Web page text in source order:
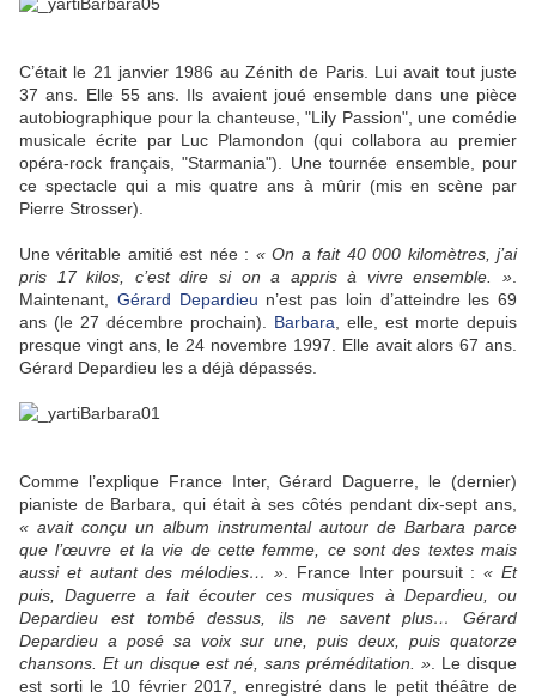
C’était le 21 janvier 1986 au Zénith de Paris. Lui avait tout juste
37 ans. Elle 55 ans. Ils avaient joué ensemble dans une pièce
autobiographique pour la chanteuse, "Lily Passion", une comédie
musicale écrite par Luc Plamondon (qui collabora au premier
opéra-rock français, "Starmania"). Une tournée ensemble, pour
ce spectacle qui a mis quatre ans à mûrir (mis en scène par
Pierre Strosser).
Une véritable amitié est née : « On a fait 40 000 kilomètres, j’ai
pris 17 kilos, c’est dire si on a appris à vivre ensemble. »
Maintenant, Gérard Depardieu n’est pas loin d’atteindre les 69
ans (le 27 décembre prochain). Barbara , elle, est morte depuis
presque vingt ans, le 24 novembre 1997. Elle avait alors 67 ans.
Gérard Depardieu les a déjà dépassés.
Comme l’explique France Inter, Gérard Daguerre, le (dernier)
pianiste de Barbara, qui était à ses côtés pendant dix-sept ans,
« avait conçu un album instrumental autour de Barbara parce
que l’œuvre et la vie de cette femme, ce sont des textes mais
aussi et autant des mélodies… » . France Inter poursuit :« Et
puis, Daguerre a fait écouter ces musiques à Depardieu, ou
Depardieu est tombé dessus, ils ne savent plus… Gérard
Depardieu a posé sa voix sur une, puis deux, puis quatorze
chansons. Et un disque est né, sans préméditation. » . Le disque
est sorti le 10 février 2017, enregistré dans le petit théâtre de